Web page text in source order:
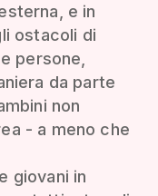
e in
ostacoli di
persone,
da parte
non
- a meno che
giovani in